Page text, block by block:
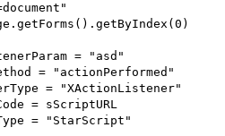
= "asd"
= "actionPerformed"
= "XActionListener"
= sScriptURL
= "StarScript"